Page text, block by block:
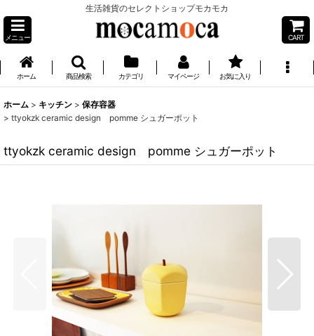
生活雑貨のセレクトショップモカモカ
メニュー CART
ホーム 商品検索 カテゴリ マイページ お気に入り
ホーム > キッチン > 保存容器
> ttyokzk ceramic design pomme シュガーポット
ttyokzk ceramic design pomme シュガーポット